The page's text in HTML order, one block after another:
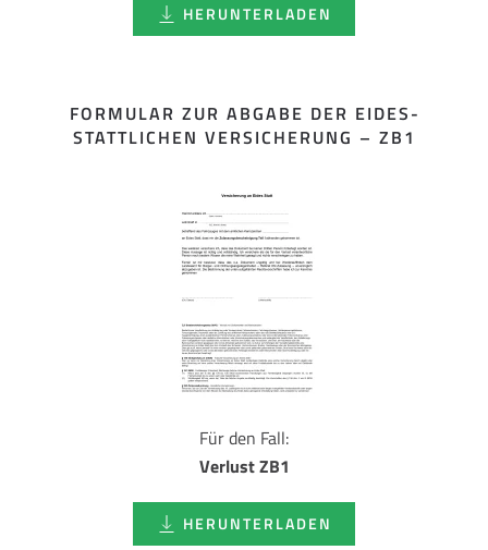
HERUNTERLADEN
FORMULAR ZUR ABGABE DER EIDES­
STATTLICHEN VERSICHERUNG – ZB1
Für den Fall:
Verlust ZB1
HERUNTERLADEN